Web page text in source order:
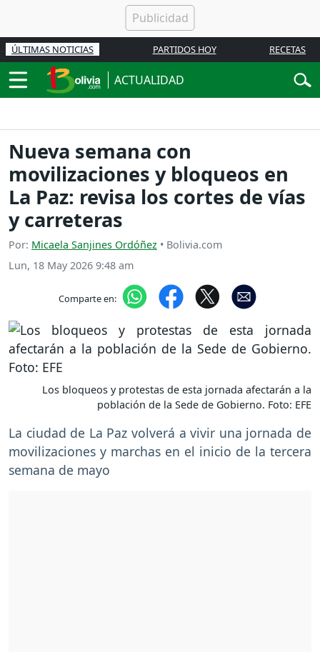
ÚLTIMAS NOTICIAS PARTIDOS HOY RECETAS
ACTUALIDAD
Nueva semana con
movilizaciones y bloqueos en
La Paz: revisa los cortes de vías
y carreteras
Por: Micaela Sanjines Ordóñez • Bolivia.com
Lun, 18 May 2026 9:48 am
Comparte en:
Los bloqueos y protestas de esta jornada afectarán a la
población de la Sede de Gobierno. Foto: EFE
La ciudad de La Paz volverá a vivir una jornada de
movilizaciones y marchas en el inicio de la tercera
semana de mayo